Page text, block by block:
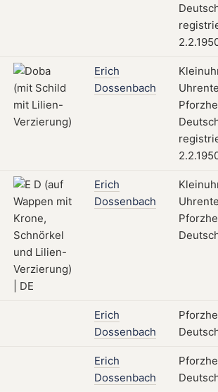
Erich
Dossenbach
Erich
Dossenbach
Erich
Dossenbach
Erich
Dossenbach